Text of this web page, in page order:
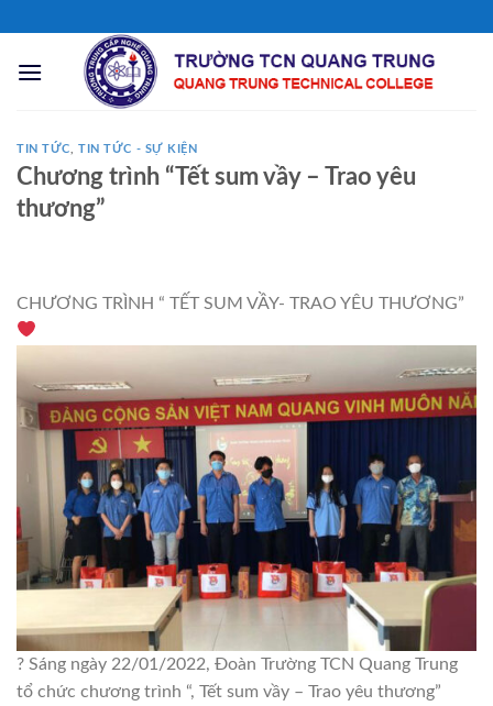
nội
TIN TỨC ,TIN TỨC - SỰ KIỆN
Chương trình “Tết sum vầy – Trao yêu
thương”
CHƯƠNG TRÌNH “ TẾT SUM VẦY- TRAO YÊU THƯƠNG”
? Sáng ngày 22/01/2022, Đoàn Trường TCN Quang Trung
tổ chức chương trình “, Tết sum vầy – Trao yêu thương”